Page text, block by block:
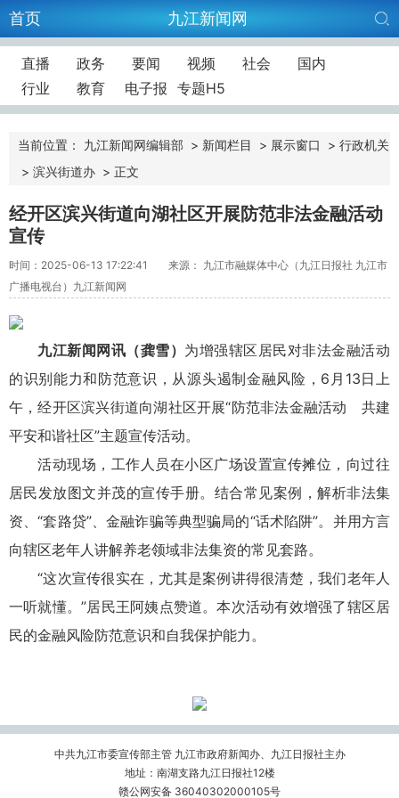
首页 九江新闻网
直播 政务 要闻 视频 社会
国内
行业
教育 电子报 专题H5
当前位置： 九江新闻网编辑部 > 新闻栏目 > 展示窗口 > 行政机关
> 滨兴街道办 > 正文
经开区滨兴街道向湖社区开展防范非法金融活动
宣传
时间：2025-06-13 17:22:41
来源： 九江市融媒体中心（九江日报社 九江市
广播电视台）九江新闻网
九江新闻网讯 （龚雪） 为增强辖区居民对非法金融活动
的识别能力和防范意识，从源头遏制金融风险，6月13日上
午，经开区滨兴街道向湖社区开展“防范非法金融活动 共建
平安和谐社区”主题宣传活动。
活动现场，工作人员在小区广场设置宣传摊位，向过往
居民发放图文并茂的宣传手册。结合常见案例，解析非法集
资、“套路贷”、金融诈骗等典型骗局的“话术陷阱”。并用方言
向辖区老年人讲解养老领域非法集资的常见套路。
“这次宣传很实在，尤其是案例讲得很清楚，我们老年人
一听就懂。”居民王阿姨点赞道。本次活动有效增强了辖区居
民的金融风险防范意识和自我保护能力。
中共九江市委宣传部主管 九江市政府新闻办、九江日报社主办
地址：南湖支路九江日报社12楼
赣公网安备 36040302000105号